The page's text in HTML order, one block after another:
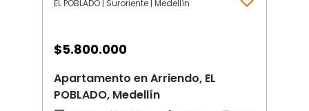
EL POBLADO | Suroriente | Medellín
$5.800.000
Apartamento en Arriendo, EL
POBLADO, Medellín